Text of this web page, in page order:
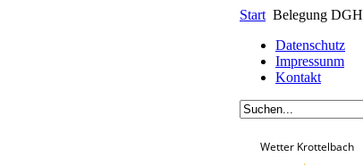
Start Belegung DGH
Datenschutz
Impressunm
Kontakt
Wetter Krottelbach